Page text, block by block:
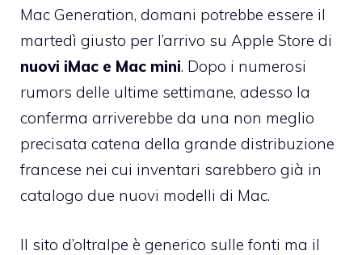
Mac Generation, domani potrebbe essere il
martedì giusto per l’arrivo su Apple Store di
nuovi iMac e Mac mini. Dopo i numerosi
rumors delle ultime settimane, adesso la
conferma arriverebbe da una non meglio
precisata catena della grande distribuzione
francese nei cui inventari sarebbero già in
catalogo due nuovi modelli di Mac.
Il sito d’oltralpe è generico sulle fonti ma il